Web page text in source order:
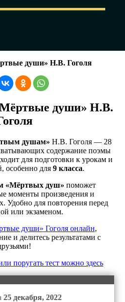
души» Н.В. Гоголя
души» Н.В.
душам» Н.В. Гоголя — 28
содержание поэмы
для подготовки к урокам и
особенно для 9 класса.
«Мёртвых душ» поможет
моменты произведения и
Удобно для повторения перед
или экзаменом.
души» Гоголя онлайн,
и делитесь результатами с
поругать тест можно здесь
25 декабря, 2022